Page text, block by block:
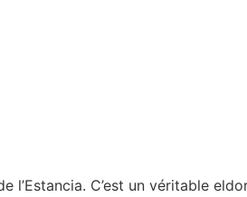
l’Estancia. C’est un véritable